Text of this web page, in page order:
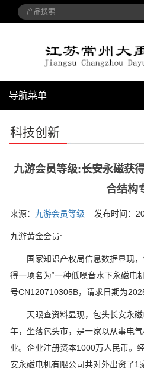
导航菜单
科技创新
九游会员等级:长安永磁获
合结构
来源： 九游会员等级 发布时间：
九游黄金会员:
国家知识产权局信息数据显现，
得一项名为“一种低噪音水下永磁电
号CN120710305B，请求日期为
天眼查资料显现，包头长安永磁
年，坐落包头市，是一家以从事电
业。企业注册资本1000万人民币。
安永磁电机有限公司共对外出资了1